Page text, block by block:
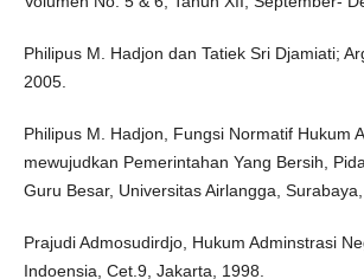
Philipus M. Hadjon dan Tatiek Sri Djamiati;
2005.
Philipus M. Hadjon, Fungsi Normatif Hukum
mewujudkan Pemerintahan Yang Bersih,
Guru Besar, Universitas Airlangga, Surabaya,
Prajudi Admosudirdjo, Hukum Adminstrasi
Indoensia, Cet.9, Jakarta, 1998.